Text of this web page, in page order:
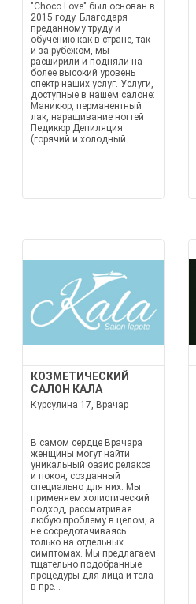
"Choco Love" был основан в
2015 году. Благодаря
преданному труду и
обучению как в стране, так
и за рубежом, мы
расширили и подняли на
более высокий уровень
спектр наших услуг. Услуги,
доступные в нашем салоне:
Маникюр, перманентный
лак, наращивание ногтей
Педикюр Депиляция
(горячий и холодный...
КОЗМЕТИЧЕСКИЙ
САЛОН КАЛА
Курсулина 17, Врачар
В самом сердце Врачара
женщины могут найти
уникальный оазис релакса
и покоя, созданный
специально для них. Мы
применяем холистический
подход, рассматривая
любую проблему в целом, а
не сосредотачиваясь
только на отдельных
симптомах. Мы предлагаем
тщательно подобранные
процедуры для лица и тела
в пре...